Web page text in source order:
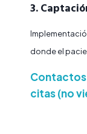
3.
donde el
citas (no